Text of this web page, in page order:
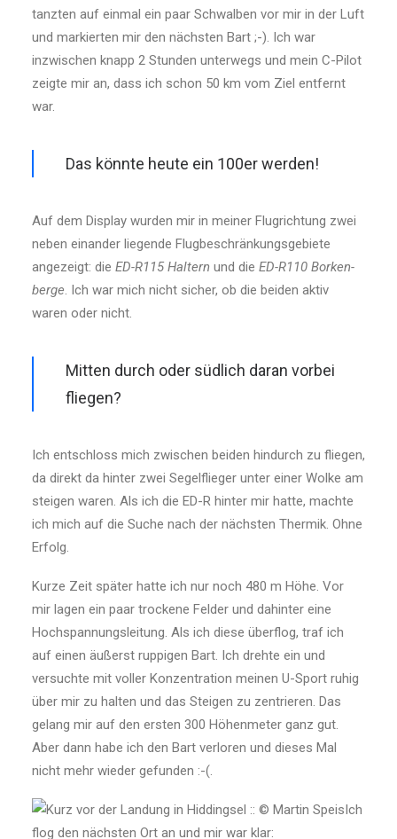
tanzten auf einmal ein paar Schwalben vor mir in der Luft
und markierten mir den nächsten Bart ;-). Ich war
inzwischen knapp 2 Stunden unterwegs und mein C-Pilot
zeigte mir an, dass ich schon 50 km vom Ziel entfernt
war.
Das könnte heute ein 100er werden!
Auf dem Display wurden mir in meiner Flugrichtung zwei
neben einander liegende Flugbeschränkungsgebiete
angezeigt: die ED-R115 Haltern und die ED-R110 Borken­
berge. Ich war mich nicht sicher, ob die beiden aktiv
waren oder nicht.
Mitten durch oder südlich daran vorbei
fliegen?
Ich entschloss mich zwischen beiden hindurch zu fliegen,
da direkt da hinter zwei Segelflieger unter einer Wolke am
steigen waren. Als ich die ED-R hinter mir hatte, machte
ich mich auf die Suche nach der nächsten Thermik. Ohne
Erfolg.
Kurze Zeit später hatte ich nur noch 480 m Höhe. Vor
mir lagen ein paar trockene Felder und dahinter eine
Hochspannungsleitung. Als ich diese überflog, traf ich
auf einen äußerst ruppigen Bart. Ich drehte ein und
versuchte mit voller Konzentration meinen U-Sport ruhig
über mir zu halten und das Steigen zu zentrieren. Das
gelang mir auf den ersten 300 Höhenmeter ganz gut.
Aber dann habe ich den Bart verloren und dieses Mal
nicht mehr wieder gefunden :-(.
Ich
flog den nächsten Ort an und mir war klar: